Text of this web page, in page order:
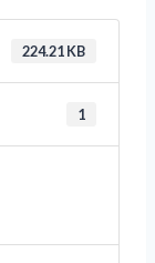
224.21 KB
1